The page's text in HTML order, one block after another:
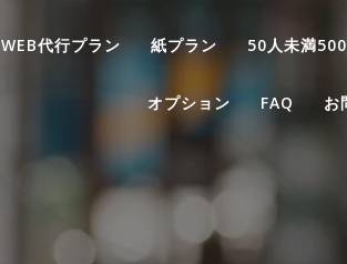
WEB代行プラン 紙プラン 50人未満
オプション FAQ お